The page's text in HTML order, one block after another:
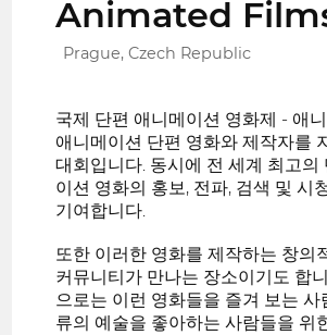
Animated
Prague, Czech Republic
국제 단편 애니메이션 영화제 - 애
애니메이션 단편 영화와 제작자를
대회입니다. 동시에 전 세계 최고의
이션 영화의 홍보, 전파, 검색 및 시
기여합니다.
또한 이러한 영화를 제작하는 창의
커뮤니티가 만나는 장소이기도 합
으로는 이런 영화들을 즐겨 보는 사
류의 예술을 좋아하는 사람들을 위